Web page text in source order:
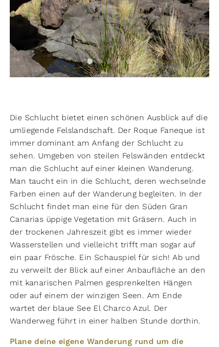
Die Schlucht bietet einen schönen Ausblick auf die
umliegende Felslandschaft. Der Roque Faneque ist
immer dominant am Anfang der Schlucht zu
sehen. Umgeben von steilen Felswänden entdeckt
man die Schlucht auf einer kleinen Wanderung.
Man taucht ein in die Schlucht, deren wechselnde
Farben einen auf der Wanderung begleiten. In der
Schlucht findet man eine für den Süden Gran
Canarias üppige Vegetation mit Gräsern. Auch in
der trockenen Jahreszeit gibt es immer wieder
Wasserstellen und vielleicht trifft man sogar auf
ein paar Frösche. Ein Schauspiel für sich! Ab und
zu verweilt der Blick auf einer Anbaufläche an den
mit kanarischen Palmen gesprenkelten Hängen
oder auf einem der winzigen Seen. Am Ende
wartet der blaue See El Charco Azul. Der
Wanderweg führt in einer halben Stunde dorthin.
Plane deine eigene Wanderung rund um die